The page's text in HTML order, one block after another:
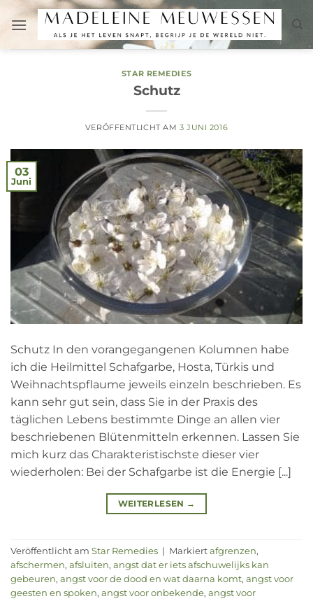
Inhalt
springen
STAR REMEDIES
Schutz
VERÖFFENTLICHT AM 3 JUNI 2016
03
Juni
Schutz In den vorangegangenen Kolumnen habe
ich die Heilmittel Schafgarbe, Hosta, Türkis und
Weihnachtspflaume jeweils einzeln beschrieben. Es
kann sehr gut sein, dass Sie in der Praxis des
täglichen Lebens bestimmte Dinge an allen vier
beschriebenen Blütenmitteln erkennen. Lassen Sie
mich kurz das Charakteristischste dieser vier
wiederholen: Bei der Schafgarbe ist die Energie [...]
WEITERLESEN →
Veröffentlicht am Star Remedies | Markiert afgrenzen,
afschermen, afsluiten, angst dat er iets afschuwelijks kan
gebeuren, angst voor de dood en wat daarna komt, angst voor
geesten en spoken, angst voor onbekende, angst voor